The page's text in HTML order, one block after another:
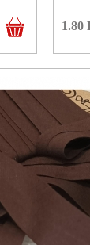
1.80